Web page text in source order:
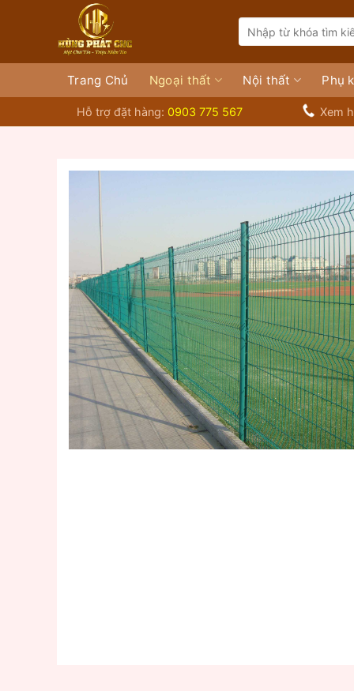
dung
for:
Trang Chủ Ngoại thất Nội thất Phụ
Hỗ trợ đặt hàng: 0903 775 567 Xem